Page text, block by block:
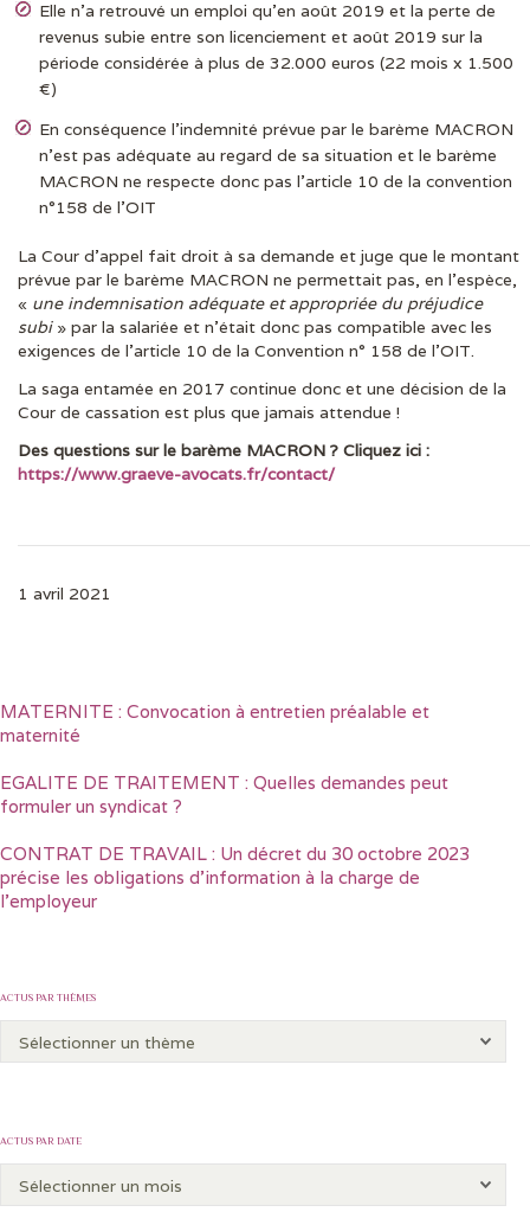
Elle n’a retrouvé un emploi qu’en août 2019 et la perte de
revenus subie entre son licenciement et août 2019 sur la
période considérée à plus de 32.000 euros (22 mois x 1.500
€)
En conséquence l’indemnité prévue par le barème MACRON
n’est pas adéquate au regard de sa situation et le barème
MACRON ne respecte donc pas l’article 10 de la convention
n°158 de l’OIT
La Cour d’appel fait droit à sa demande et juge que le montant
prévue par le barème MACRON ne permettait pas, en l’espèce,
« une indemnisation adéquate et appropriée du préjudice
subi » par la salariée et n’était donc pas compatible avec les
exigences de l’article 10 de la Convention n° 158 de l’OIT.
La saga entamée en 2017 continue donc et une décision de la
Cour de cassation est plus que jamais attendue !
Des questions sur le barème MACRON ? Cliquez ici :
https://www.graeve-avocats.fr/contact/
1 avril 2021
MATERNITE : Convocation à entretien préalable et
maternité
EGALITE DE TRAITEMENT : Quelles demandes peut
formuler un syndicat ?
CONTRAT DE TRAVAIL : Un décret du 30 octobre 2023
précise les obligations d’information à la charge de
l’employeur
ACTUS PAR THÈMES
ACTUS PAR DATE